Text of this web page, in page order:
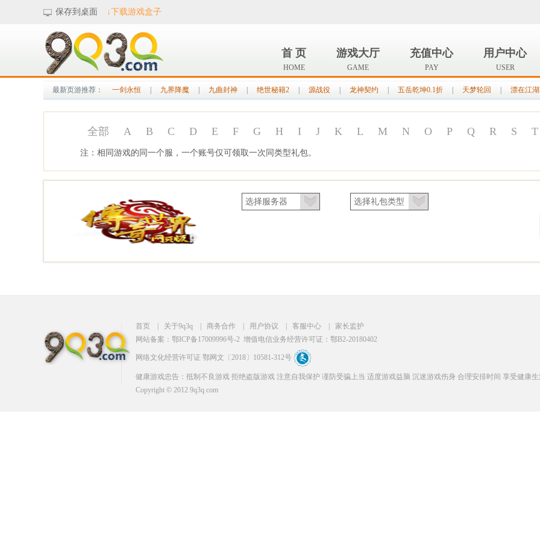
保存到桌面 ↓下载游戏盒子
首 页
HOME
游戏大厅
GAME
充值中心
PAY
用户中心
USER
最新页游推荐： 一剑永恒 九界降魔 九曲封神 绝世秘籍2 源战役 龙神契约 五岳乾坤0.1折 天梦轮回 漂在江
全部 A B C D E F G H I J K L M N O P Q R S T
注：相同游戏的同一个服，一个账号仅可领取一次同类型礼包。
首页 关于9q3q 商务合作 用户协议 客服中心
家长监护
网站备案：鄂ICP备17009996号-2 增值电信业务经营许可证：鄂B2-20180402
网络文化经营许可证 鄂网文〔2018〕10581-312号
健康游戏忠告：抵制不良游戏 拒绝盗版游戏 注意自我保护 谨防受骗上当 适度游戏益脑 沉迷游戏伤身 合理安排时间 享受健康
Copyright © 2012 9q3q.com